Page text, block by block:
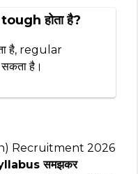
होता है?
है, regular
है।
Recruitment 2026
समझकर